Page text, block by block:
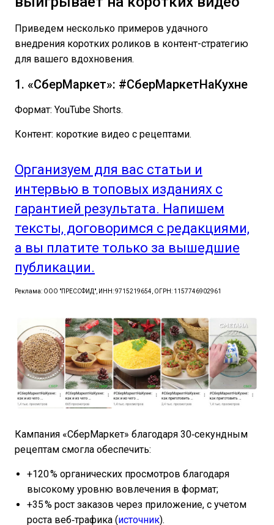
Приведем несколько примеров удачного
внедрения коротких роликов в контент-стратегию
для вашего вдохновения.
1. «СберМаркет»: #СберМаркетНаКухне
Формат: YouTube Shorts.
Контент: короткие видео с рецептами.
Организуем для вас статьи и
интервью в топовых изданиях с
гарантией результата. Напишем
тексты, договоримся с редакциями,
а вы платите только за вышедшие
публикации.
Реклама: ООО "ПРЕССФИД", ИНН: 9715219654, ОГРН: 1157746902961
Кампания «СберМаркет» благодаря 30‑секундным
рецептам смогла обеспечить:
+120 % органических просмотров благодаря
высокому уровню вовлечения в формат;
+35 % рост заказов через приложение, с учетом
роста веб‑трафика (источник).